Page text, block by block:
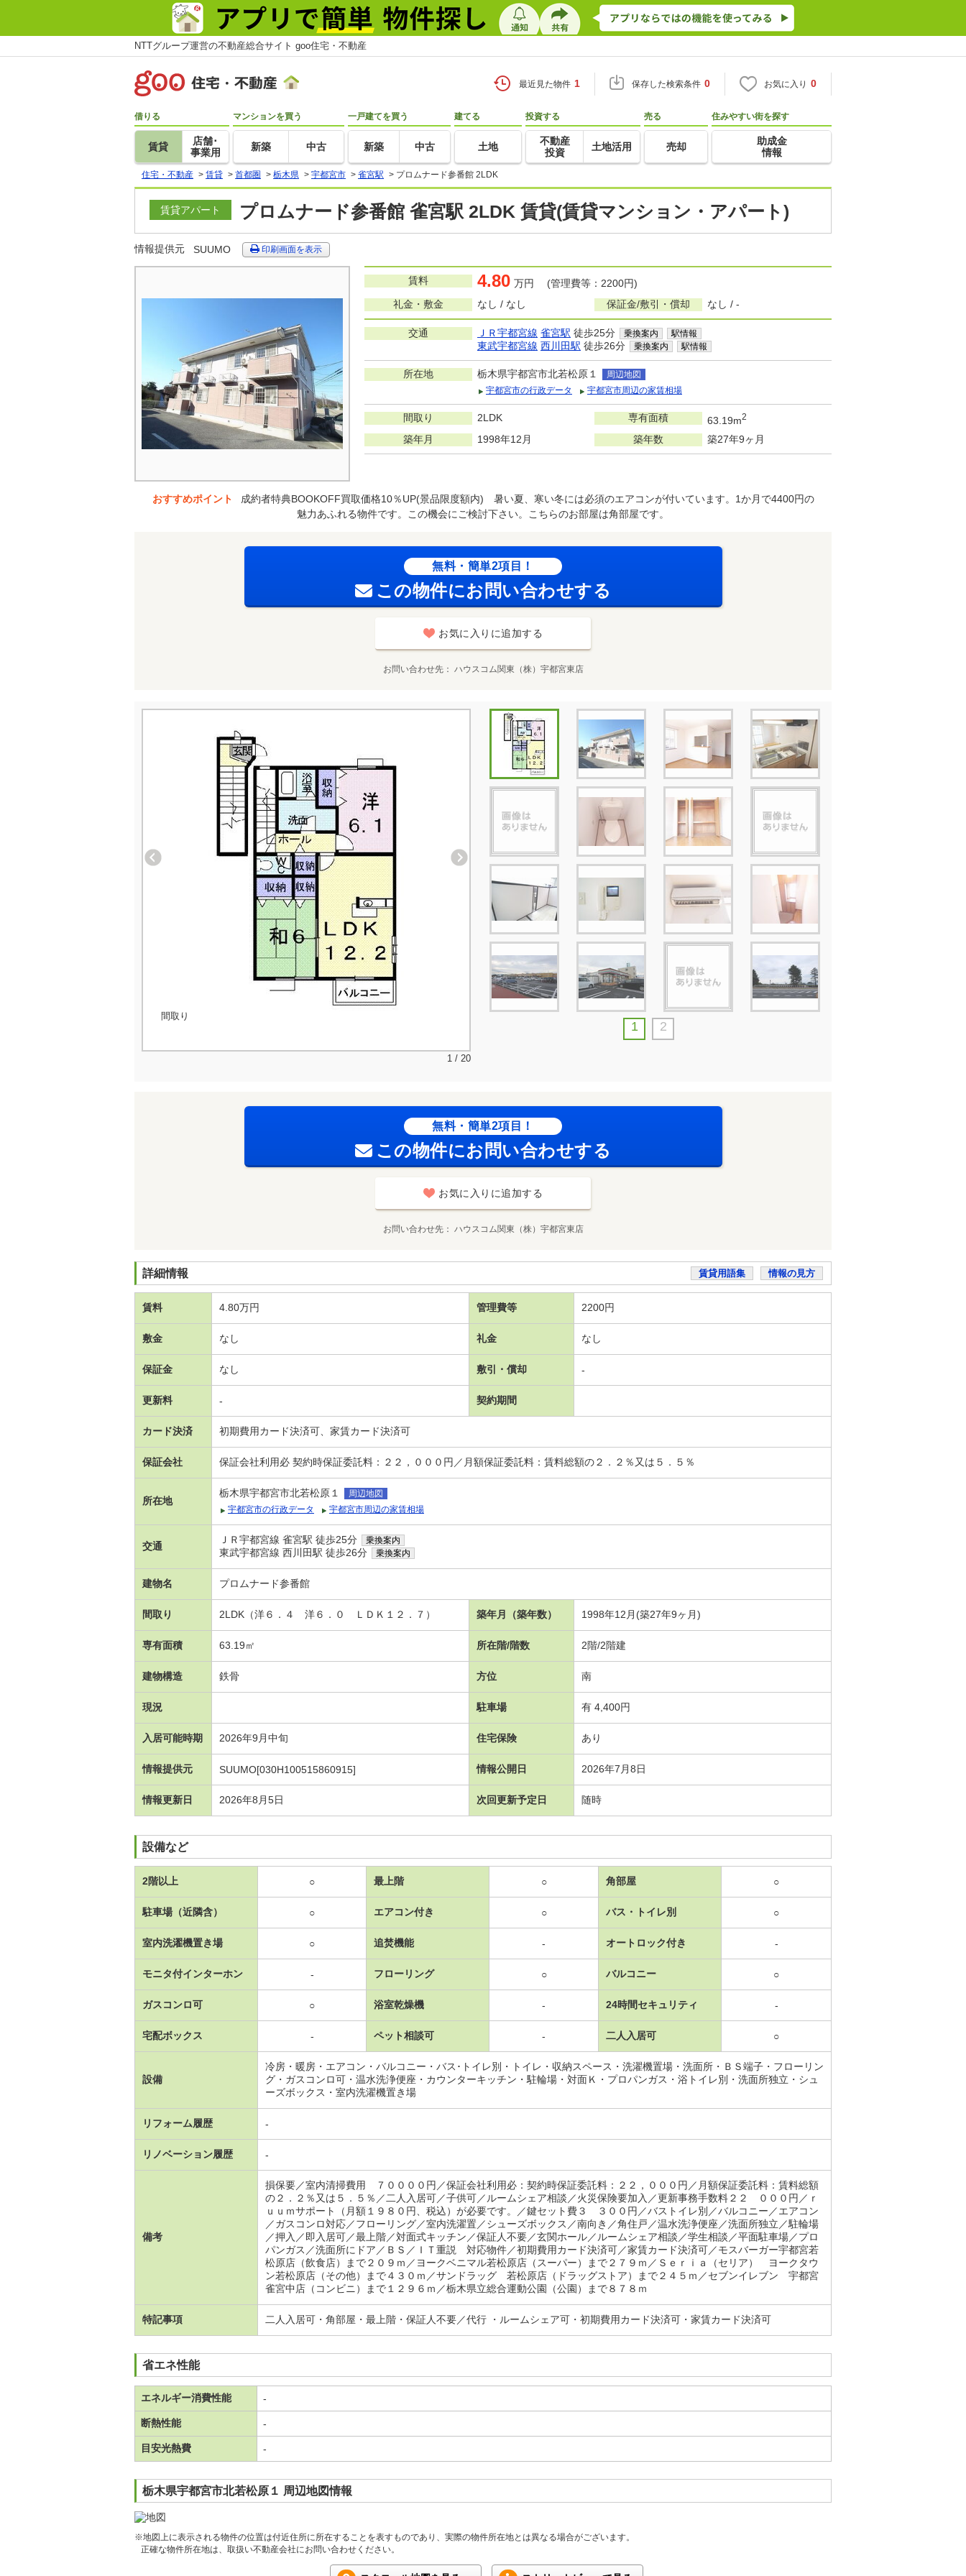
NTTグループ運営の不動産総合サイト goo住宅・不動産
最近見た物件 1 保存した検索条件 0 お気に入り 0
借りる
賃貸
店舗･
事業用
マンションを買う
新築 中古
一戸建てを買う
新築 中古
建てる
土地
投資する
不動産
投資
土地活用
売る
売却
住みやすい街を探す
助成金
情報
住宅・不動産 > 賃貸 > 首都圏 > 栃木県 > 宇都宮市 > 雀宮駅 > プロムナード参番館 2LDK
賃貸アパート プロムナード参番館 雀宮駅 2LDK 賃貸(賃貸マンション・アパート)
情報提供元 SUUMO 印刷画面を表示
賃料 4.80 万円 (管理費等：2200円)
礼金・敷金
なし / なし 保証金/敷引・償却 なし / -
交通 ＪＲ宇都宮線 雀宮駅 徒歩25分 乗換案内 駅情報
東武宇都宮線 西川田駅 徒歩26分 乗換案内 駅情報
所在地 栃木県宇都宮市北若松原１
周辺地図
宇都宮市の行政データ
宇都宮市周辺の家賃相場
間取り 2LDK 専有面積 63.19m2
築年月 1998年12月 築年数 築27年9ヶ月
おすすめポイント
成約者特典BOOKOFF買取価格10％UP(景品限度額内) 暑い夏、寒い冬には必須のエアコンが付いています。1か月で4400円の
魅力あふれる物件です。この機会にご検討下さい。こちらのお部屋は角部屋です。
無料・簡単2項目！
この物件にお問い合わせする
お気に入りに追加する
お問い合わせ先 ハウスコム関東（株）宇都宮東店
間取り
1 / 20
1 2
無料・簡単2項目！
この物件にお問い合わせする
お気に入りに追加する
お問い合わせ先 ハウスコム関東（株）宇都宮東店
詳細情報 賃貸用語集 情報の見方
賃料 4.80万円 管理費等 2200円
敷金 なし 礼金 なし
保証金 なし 敷引・償却 -
更新料 - 契約期間
カード決済 初期費用カード決済可、家賃カード決済可
保証会社 保証会社利用必 契約時保証委託料：２２，０００円／月額保証委託料：賃料総額の２．２％又は５．５％
所在地
栃木県宇都宮市北若松原１
周辺地図
宇都宮市の行政データ
宇都宮市周辺の家賃相場
交通
ＪＲ宇都宮線 雀宮駅 徒歩25分 乗換案内
東武宇都宮線 西川田駅 徒歩26分 乗換案内
建物名 プロムナード参番館
間取り 2LDK（洋６．４ 洋６．０ ＬＤＫ１２．７） 築年月（築年数） 1998年12月(築27年9ヶ月)
専有面積 63.19㎡ 所在階/階数 2階/2階建
建物構造 鉄骨 方位 南
現況 駐車場 有 4,400円
入居可能時期 2026年9月中旬 住宅保険 あり
情報提供元 SUUMO[030H100515860915] 情報公開日 2026年7月8日
情報更新日 2026年8月5日 次回更新予定日 随時
設備など
2階以上 ○ 最上階 ○ 角部屋 ○
駐車場（近隣含） ○ エアコン付き ○ バス・トイレ別 ○
室内洗濯機置き場 ○ 追焚機能 - オートロック付き -
モニタ付インターホン - フローリング ○ バルコニー ○
ガスコンロ可 ○ 浴室乾燥機 - 24時間セキュリティ -
宅配ボックス - ペット相談可 - 二人入居可 ○
設備
冷房・暖房・エアコン・バルコニー・バス･トイレ別・トイレ・収納スペース・洗濯機置場・洗面所・ＢＳ端子・フローリン
グ・ガスコンロ可・温水洗浄便座・カウンターキッチン・駐輪場・対面Ｋ・プロパンガス・浴トイレ別・洗面所独立・シュ
ーズボックス・室内洗濯機置き場
リフォーム履歴 -
リノベーション履歴 -
備考
損保要／室内清掃費用 ７００００円／保証会社利用必：契約時保証委託料：２２，０００円／月額保証委託料：賃料総額
の２．２％又は５．５％／二人入居可／子供可／ルームシェア相談／火災保険要加入／更新事務手数料２２ ０００円／ｒ
ｕｕｍサポート（月額１９８０円、税込）が必要です。／鍵セット費３ ３００円／バストイレ別／バルコニー／エアコン
／ガスコンロ対応／フローリング／室内洗濯置／シューズボックス／南向き／角住戸／温水洗浄便座／洗面所独立／駐輪場
／押入／即入居可／最上階／対面式キッチン／保証人不要／玄関ホール／ルームシェア相談／学生相談／平面駐車場／プロ
パンガス／洗面所にドア／ＢＳ／ＩＴ重説 対応物件／初期費用カード決済可／家賃カード決済可／モスバーガー宇都宮若
松原店（飲食店）まで２０９ｍ／ヨークベニマル若松原店（スーパー）まで２７９ｍ／Ｓｅｒｉａ（セリア） ヨークタウ
ン若松原店（その他）まで４３０ｍ／サンドラッグ 若松原店（ドラッグストア）まで２４５ｍ／セブンイレブン 宇都宮
雀宮中店（コンビニ）まで１２９６ｍ／栃木県立総合運動公園（公園）まで８７８ｍ
特記事項 二人入居可・角部屋・最上階・保証人不要／代行 ・ルームシェア可・初期費用カード決済可・家賃カード決済可
省エネ性能
エネルギー消費性能 -
断熱性能 -
目安光熱費 -
栃木県宇都宮市北若松原１ 周辺地図情報
※地図上に表示される物件の位置は付近住所に所在することを表すものであり、実際の物件所在地とは異なる場合がございます。
正確な物件所在地は、取扱い不動産会社にお問い合わせください。